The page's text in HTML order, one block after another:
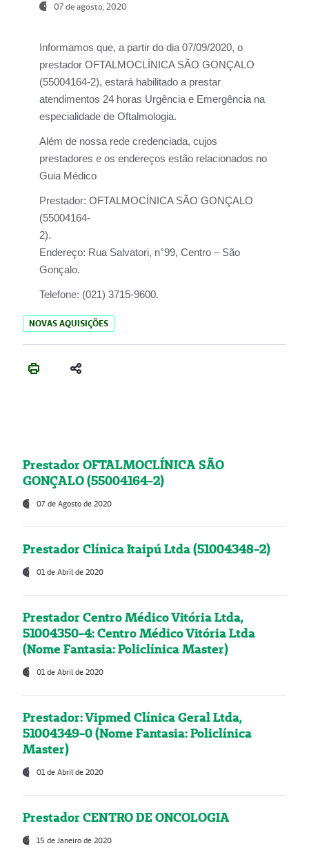
07 de agosto, 2020
Informamos que, a partir do dia07/09/2020, o
prestador OFTALMOCLÍNICA SÃO GONÇALO
(55004164-2), estará habilitado a prestar
atendimentos 24 horas Urgência e Emergência na
especialidade de Oftalmologia.
Além de nossa rede credenciada, cujos
prestadores e os endereços estão relacionados no
Guia Médico
Prestador: OFTALMOCÍNICA SÃO GONÇALO
(55004164-
2).
Endereço: Rua Salvatori, n°99, Centro – São
Gonçalo.
Telefone: (021) 3715-9600.
NOVAS AQUISIÇÕES
Prestador OFTALMOCLÍNICA SÃO
GONÇALO (55004164-2)
07 de Agosto de 2020
Prestador Clínica Itaipú Ltda (51004348-2)
01 de Abril de 2020
Prestador Centro Médico Vitória Ltda,
51004350-4: Centro Médico Vitória Ltda
(Nome Fantasia: Policlínica Master)
01 de Abril de 2020
Prestador: Vipmed Clínica Geral Ltda,
51004349-0 (Nome Fantasia: Policlínica
Master)
01 de Abril de 2020
Prestador CENTRO DE ONCOLOGIA
15 de Janeiro de 2020